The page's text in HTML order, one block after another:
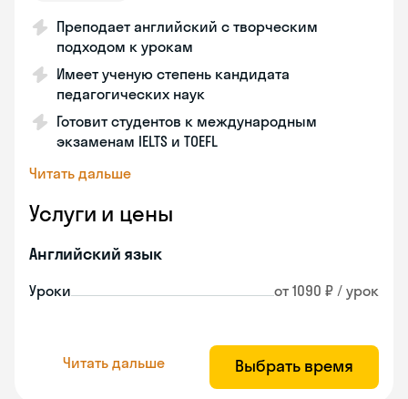
Преподает английский с творческим
подходом к урокам
Имеет ученую степень кандидата
педагогических наук
Готовит студентов к международным
экзаменам IELTS и TOEFL
Читать дальше
Услуги и цены
Английский язык
Уроки от 1090 ₽ / урок
Читать дальше Выбрать время